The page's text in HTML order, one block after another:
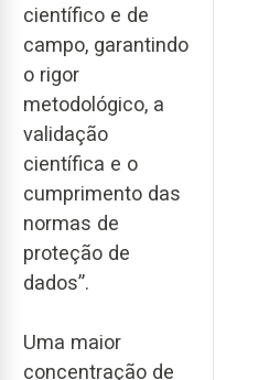
científico e de
campo, garantindo
o rigor
metodológico, a
validação
científica e o
cumprimento das
normas de
proteção de
dados”.
Uma maior
concentração de